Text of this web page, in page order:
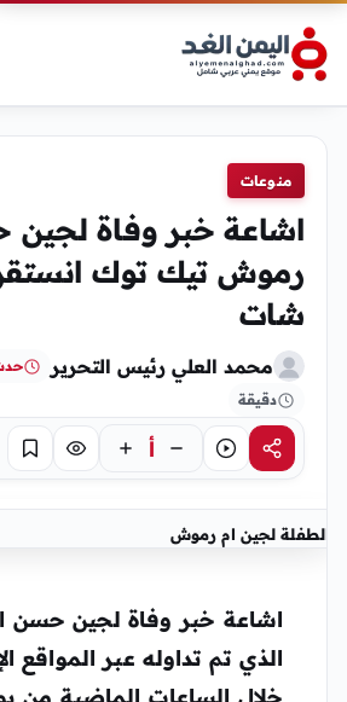
منوعات
اشاعة خبر وفاة
رموش تيك توك
شات
محمد العلي رئيس التحرير
دقيقة
مشاركةاستماع أ تركيز حفظ
الطفلة لجين ام رموش
اشاعة خبر وفاة لجين حسن
الذي تم تداوله عبر المواقع
خلال الساعات الماضية من